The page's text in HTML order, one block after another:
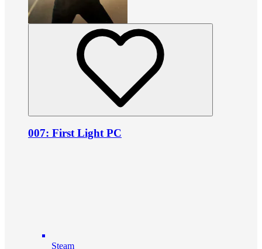
007: First Light PC
Steam